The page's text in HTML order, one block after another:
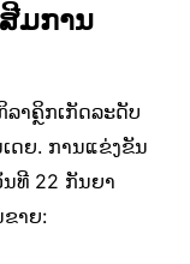
ມການ
າຄຼິກເກັດລະດັບ
ດຍ. ການແຂ່ງຂັນ
ທີ 22 ກັນຍາ
ຂາຍ: